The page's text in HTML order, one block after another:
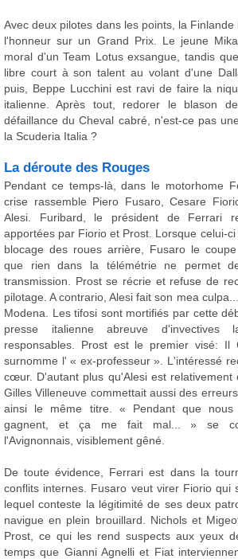
Avec deux pilotes dans les points, la
l'honneur sur un Grand Prix. Le jeune
moral d'un Team Lotus exsangue, tandis
libre court à son talent au volant d'une
puis, Beppe Lucchini est ravi de faire la
italienne. Après tout, redorer le blason
défaillance du Cheval cabré, n'est-ce pas
la Scuderia Italia ?
La déroute des Rouges
Pendant ce temps-là, dans le motorhome
crise rassemble Piero Fusaro, Cesare
Alesi. Furibard, le président de Ferrari
apportées par Fiorio et Prost. Lorsque celui-
blocage des roues arrière, Fusaro le
que rien dans la télémétrie ne permet
transmission. Prost se récrie et refuse de
pilotage. A contrario, Alesi fait son mea
Modena. Les tifosi sont mortifiés par cette
presse italienne abreuve
responsables. Prost est le premier visé: Il
surnomme l' « ex-professeur ». L'intéressé
cœur. D'autant plus qu'Alesi est relativement
Gilles Villeneuve commettait aussi des
ainsi le même titre. « Pendant que nous
gagnent, et ça me fait mal... » se
l'Avignonnais, visiblement gêné.
De toute évidence, Ferrari est dans la
conflits internes. Fusaro veut virer Fiorio qui
lequel conteste la légitimité de ses deux
navigue en plein brouillard. Nichols et
Prost, ce qui les rend suspects aux yeux
temps que Gianni Agnelli et Fiat